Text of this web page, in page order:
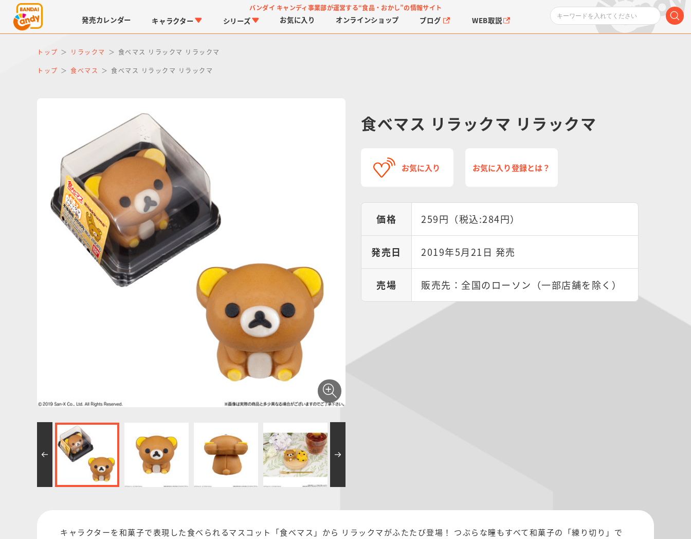
バンダイ キャンディ事業部が運営する“食品・おかし”の情報サイト
発売カレンダー キャラクター
LINK TRAVELERS 仮面ライダーシリーズ
シリーズ
チョコボックス キャラパキ
お気に入り オンラインショップ ブログ WEB取説
トップ リラックマ 食べマス リラックマ リラックマ
トップ 食べマス 食べマス リラックマ リラックマ
食べマス リラックマ リラックマ
お気に入り お気に入り登録とは？
価格 259円（税込:284円）
発売日 2019年5月21日 発売
売場 販売先：全国のローソン（一部店舗を除く）
キャラクターを和菓子で表現した食べられるマスコット「食べマス」から リラックマがふたたび登場！ つぶらな瞳もすべて和菓子の「練り切り」で